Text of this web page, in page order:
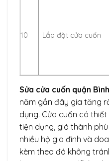
10 Lắp đặt cửa cuốn
Sửa cửa cuốn quận
năm gần đây gia tăng
dụng. Cửa cuốn có
tiện dụng, giá thành
nhiều hộ gia đình và
kèm theo đó không